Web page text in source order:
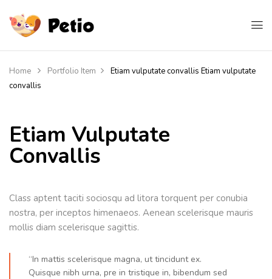
Home Portfolio Item Etiam vulputate convallis Etiam vulputate
convallis
Etiam Vulputate
Convallis
Class aptent taciti sociosqu ad litora torquent per conubia
nostra, per inceptos himenaeos. Aenean scelerisque mauris
mollis diam scelerisque sagittis.
“In mattis scelerisque magna, ut tincidunt ex.
Quisque nibh urna, pre in tristique in, bibendum sed